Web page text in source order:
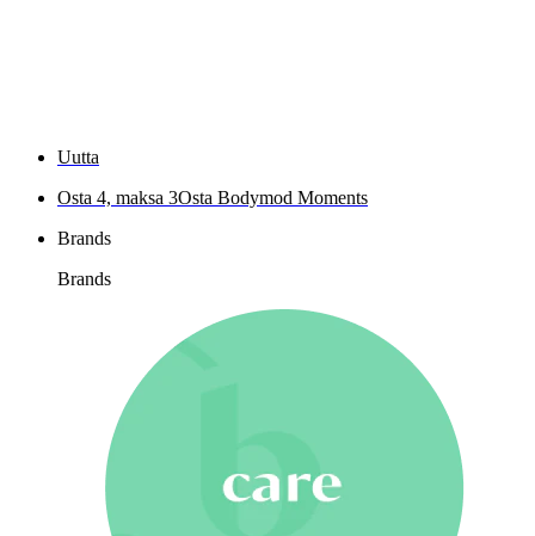
Uutta
Osta 4, maksa 3Osta Bodymod Moments
Brands
Brands